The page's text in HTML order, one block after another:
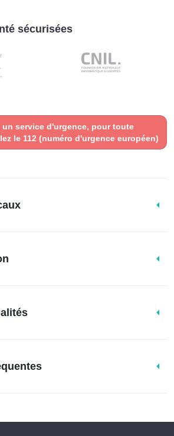
sécurisées
un service d'urgence, pour toute
le 112 (numéro d'urgence européen)